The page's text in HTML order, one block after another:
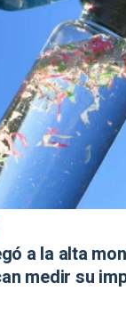
a la alta
medir su